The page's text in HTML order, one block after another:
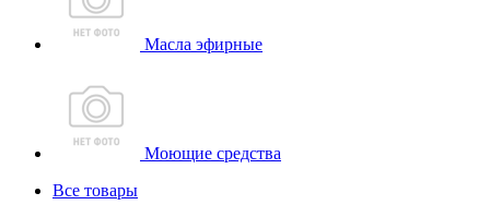
Масла эфирные
Моющие средства
Все товары